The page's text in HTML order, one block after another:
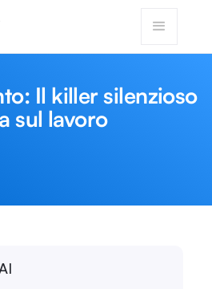
Il killer silenzioso
sul lavoro